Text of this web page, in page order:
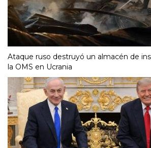
Ataque ruso destruyó un almacén de
la OMS en Ucrania